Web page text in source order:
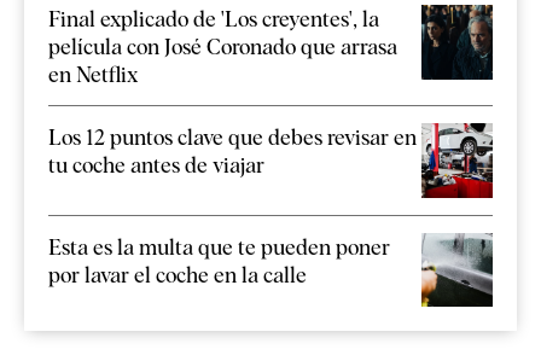
Final explicado de 'Los creyentes', la
película con José Coronado que arrasa
en Netflix
Los 12 puntos clave que debes revisar en
tu coche antes de viajar
Esta es la multa que te pueden poner
por lavar el coche en la calle